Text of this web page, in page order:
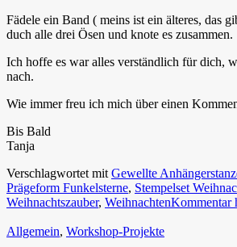
Fädele ein Band ( meins ist ein älteres, das
duch alle drei Ösen und knote es zusammen.
Ich hoffe es war alles verständlich für dich,
nach.
Wie immer freu ich mich über einen
Bis Bald
Tanja
Verschlagwortet mit Gewellte
Prägeform Funkelsterne, Stempelset
Weihnachtszauber, WeihnachtenKommentar
Allgemein, Workshop-Projekte